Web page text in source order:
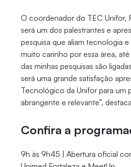
O coordenador do TEC Unifor,
será um dos palestrantes e
pesquisa que aliam tecnologia e
muito carinho por essa área,
das minhas pesquisas são
será uma grande satisfação
Tecnológico da Unifor para um
abrangente e relevante”,
Confira a
9h às 9h45 | Abertura oficial